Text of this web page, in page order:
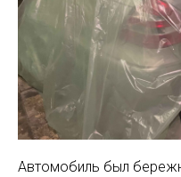
Автомобиль был